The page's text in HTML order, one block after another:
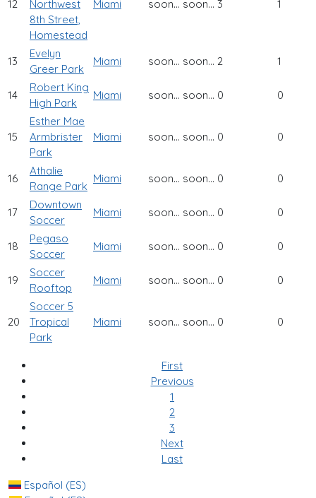
12
Northwest
8th Street,
Homestead
Miami soon... soon... 3 1
13
Evelyn
Greer Park
Miami soon... soon... 2 1
14
Robert King
High Park
Miami soon... soon... 0 0
15
Esther Mae
Armbrister
Park
Miami soon... soon... 0 0
16
Athalie
Range Park
Miami soon... soon... 0 0
17
Downtown
Soccer
Miami soon... soon... 0 0
18
Pegaso
Soccer
Miami soon... soon... 0 0
19
Soccer
Rooftop
Miami soon... soon... 0 0
20
Soccer 5
Tropical
Park
Miami soon... soon... 0 0
First
Previous
1
2
3
Next
Last
Español (ES)